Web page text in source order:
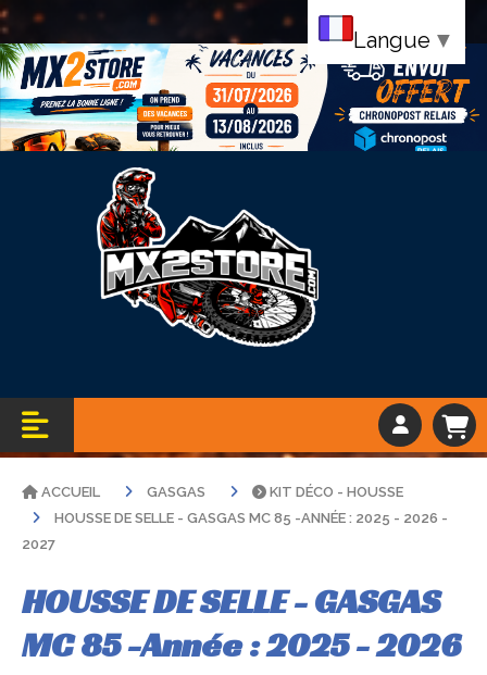
Bandeau vacance
ACCUEIL GASGAS
KIT DÉCO - HOUSSE
HOUSSE DE SELLE - GASGAS MC 85 -ANNÉE : 2025 - 2026 -
2027
HOUSSE DE SELLE - GASGAS
MC 85 -Année : 2025 - 2026
Langue ▼